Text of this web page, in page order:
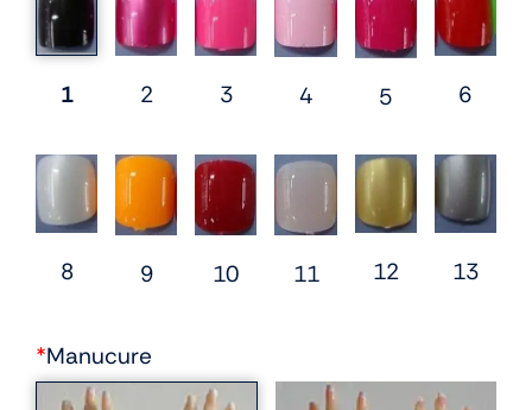
1 2 3 4 5 6
8 9 10 11 12 13
*Manucure